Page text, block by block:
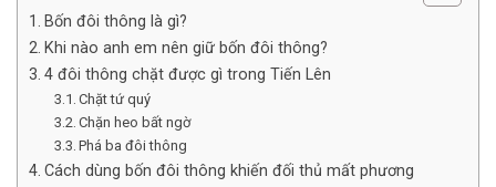
Bốn đôi thông là gì?
Khi nào anh em nên giữ bốn đôi thông?
4 đôi thông chặt được gì trong Tiến Lên
Chặt tứ quý
Chặn heo bất ngờ
Phá ba đôi thông
Cách dùng bốn đôi thông khiến đối thủ mất phương